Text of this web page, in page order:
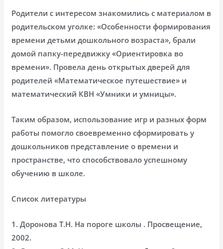
Родители с интересом знакомились с материалом в
родительском уголке: «Особенности формирования
времени детьми дошкольного возраста», брали
домой папку-передвижку «Ориентировка во
времени». Провела день открытых дверей для
родителей «Математическое путешествие» и
математический КВН «Умники и умницы».
Таким образом, использование игр и разных форм
работы помогло своевременно сформировать у
дошкольников представление о времени и
пространстве, что способствовало успешному
обучению в школе.
Список литературы
1. Доронова Т.Н. На пороге школы . Просвещение,
2002.